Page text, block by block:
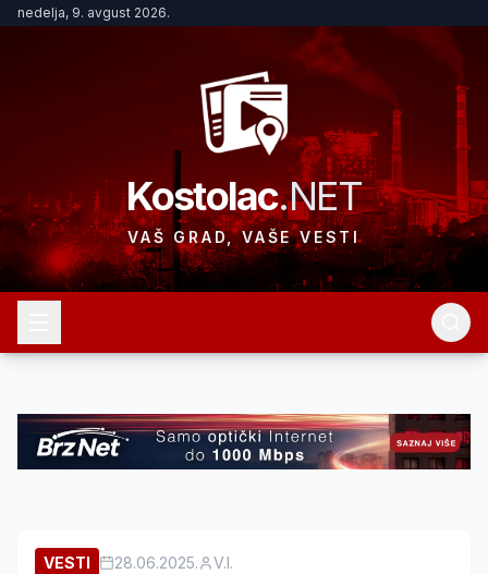
nedelja, 9. avgust 2026.
Kostolac.NET
VAŠ GRAD, VAŠE VESTI
VESTI 28.06.2025. V.I.